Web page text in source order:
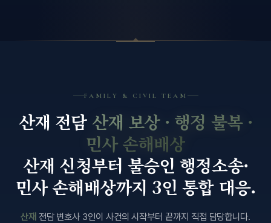
FAMILY & CIVIL TEAM
산재 전담 산재 보상 · 행정 불복 ·
민사 손해배상
산재 신청부터 불승인 행정소송·
민사 손해배상까지 3인 통합 대응.
산재 전담 변호사 3인이 사건의 시작부터 끝까지 직접 담당합니다.